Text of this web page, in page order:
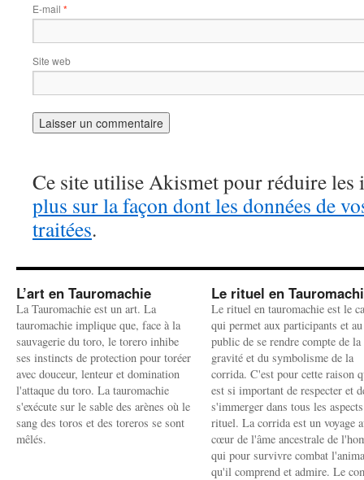
E-mail *
Site web
Ce site utilise Akismet pour réduire les
plus sur la façon dont les données de
traitées.
L’art en Tauromachie
La Tauromachie est un art. La
tauromachie implique que, face à la
sauvagerie du toro, le torero inhibe
ses instincts de protection pour toréer
avec douceur, lenteur et domination
l'attaque du toro. La tauromachie
s'exécute sur le sable des arènes où le
sang des toros et des toreros se sont
mêlés.
Le rituel en
Le rituel en tauromachie est le
qui permet aux participants et au
public de se rendre compte de la
gravité et du symbolisme de la
corrida. C'est pour cette raison
est si important de respecter et
s'immerger dans tous les
rituel. La corrida est un voyage
cœur de l'âme ancestrale de
qui pour survivre combat
qu'il comprend et admire. Le